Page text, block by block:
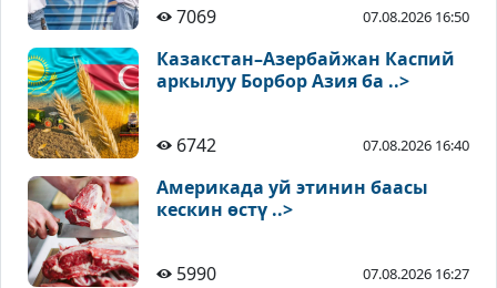
7069 07.08.2026 16:50
Казакстан–Азербайжан Каспий
аркылуу Борбор Азия ба ..>
6742 07.08.2026 16:40
Америкада уй этинин баасы
кескин өстү ..>
5990 07.08.2026 16:27